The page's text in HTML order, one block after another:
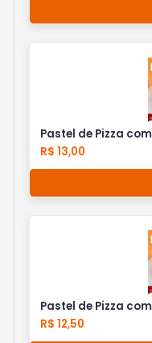
Pastel de Pizza
R$ 13,00
Pastel de Pizza
R$ 12,50